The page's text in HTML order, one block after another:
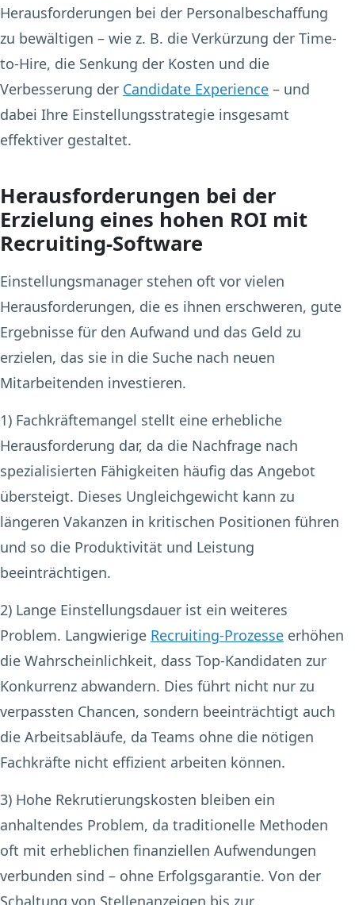
Herausforderungen bei der Personalbeschaffung
zu bewältigen – wie z. B. die Verkürzung der Time-
to-Hire, die Senkung der Kosten und die
Verbesserung der Candidate Experience – und
dabei Ihre Einstellungsstrategie insgesamt
effektiver gestaltet.
Herausforderungen bei der
Erzielung eines hohen ROI mit
Recruiting-Software
Einstellungsmanager stehen oft vor vielen
Herausforderungen, die es ihnen erschweren, gute
Ergebnisse für den Aufwand und das Geld zu
erzielen, das sie in die Suche nach neuen
Mitarbeitenden investieren.
1) Fachkräftemangel stellt eine erhebliche
Herausforderung dar, da die Nachfrage nach
spezialisierten Fähigkeiten häufig das Angebot
übersteigt. Dieses Ungleichgewicht kann zu
längeren Vakanzen in kritischen Positionen führen
und so die Produktivität und Leistung
beeinträchtigen.
2) Lange Einstellungsdauer ist ein weiteres
Problem. Langwierige Recruiting-Prozesse erhöhen
die Wahrscheinlichkeit, dass Top-Kandidaten zur
Konkurrenz abwandern. Dies führt nicht nur zu
verpassten Chancen, sondern beeinträchtigt auch
die Arbeitsabläufe, da Teams ohne die nötigen
Fachkräfte nicht effizient arbeiten können.
3) Hohe Rekrutierungskosten bleiben ein
anhaltendes Problem, da traditionelle Methoden
oft mit erheblichen finanziellen Aufwendungen
verbunden sind – ohne Erfolgsgarantie. Von der
Schaltung von Stellenanzeigen bis zur